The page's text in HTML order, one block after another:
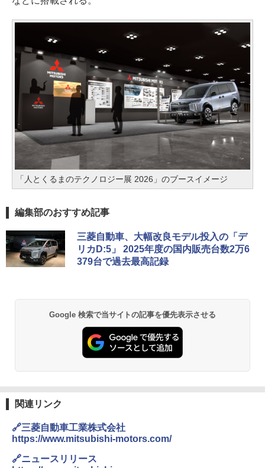
「人とくるまのテクノロジー展 2026」のブースイメージ
編集部のおすすめ記事
三菱自動車、大幅改良モデル投入の「デ
リカD:5」 2025年度の国内販売台数2万6
379台で過去最高記録
Google 検索で当サイトの記事を優先表示させる
関連リンク
🔗三菱自動車工業株式会社
https://www.mitsubishi-motors.com/
🔗ニュースリリース